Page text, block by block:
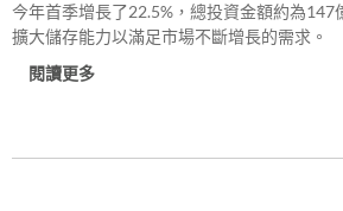
今年首季增長了22.5%，總投資金額約為147
擴大儲存能力以滿足市場不斷增長的需求。
閱讀更多